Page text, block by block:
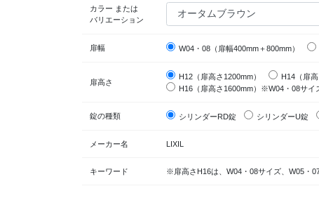
カラー または
バリエーション
扉幅 W04・08（扉幅400mm＋800mm）
扉高さ
H12（扉高さ1200mm）
H14（扉
H16（扉高さ1600mm）※W04・08サイ
錠の種類 シリンダーRD錠 シリンダーU錠
メーカー名 LIXIL
キーワード ※扉高さH16は、W04・08サイズ、W05・